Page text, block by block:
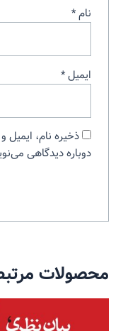
نام*
ایمیل*
ذخیره نام، ایمیل
دوباره دیدگاهی
محصولات